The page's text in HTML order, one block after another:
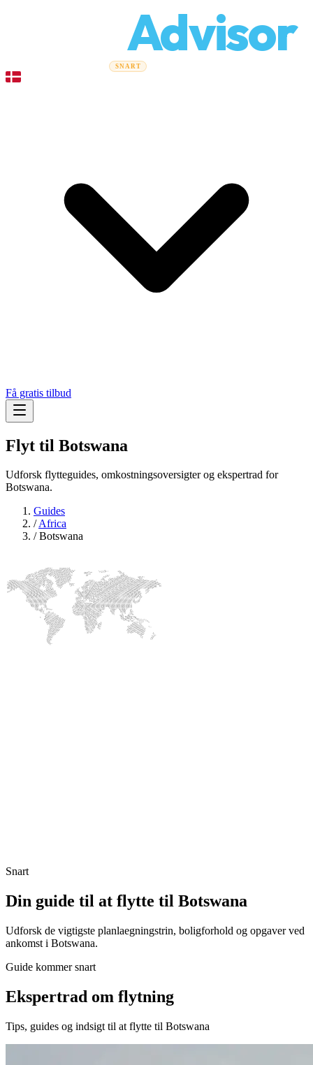
Advisor
Flyttefirmaer SNART
Få gratis tilbud
Flyt til Botswana
Udforsk flytteguides, omkostningsoversigter og ekspertrad for
Botswana.
Guides
/Africa
/Botswana
Snart
Din guide til at flytte til Botswana
Udforsk de vigtigste planlaegningstrin, boligforhold og opgaver ved
ankomst i Botswana.
Guide kommer snart
Ekspertrad om flytning
Tips, guides og indsigt til at flytte til Botswana